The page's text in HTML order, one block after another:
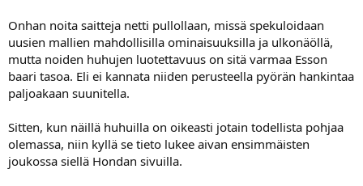
Onhan noita saitteja netti pullollaan, missä spekuloidaan
uusien mallien mahdollisilla ominaisuuksilla ja ulkonäöllä,
mutta noiden huhujen luotettavuus on sitä varmaa Esson
baari tasoa. Eli ei kannata niiden perusteella pyörän hankintaa
paljoakaan suunitella.
Sitten, kun näillä huhuilla on oikeasti jotain todellista pohjaa
olemassa, niin kyllä se tieto lukee aivan ensimmäisten
joukossa siellä Hondan sivuilla.